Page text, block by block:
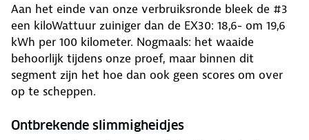
Aan het einde van onze verbruiksronde bleek de #3
een kiloWattuur zuiniger dan de EX30: 18,6- om 19,6
kWh per 100 kilometer. Nogmaals: het waaide
behoorlijk tijdens onze proef, maar binnen dit
segment zijn het hoe dan ook geen scores om over
op te scheppen.
Ontbrekende slimmigheidjes